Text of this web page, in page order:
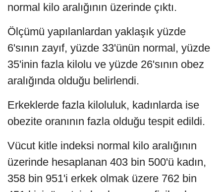
normal kilo aralığının üzerinde çıktı.
Ölçümü yapılanlardan yaklaşık yüzde
6'sının zayıf, yüzde 33'ünün normal, yüzde
35'inin fazla kilolu ve yüzde 26'sının obez
aralığında olduğu belirlendi.
Erkeklerde fazla kiloluluk, kadınlarda ise
obezite oranının fazla olduğu tespit edildi.
Vücut kitle indeksi normal kilo aralığının
üzerinde hesaplanan 403 bin 500'ü kadın,
358 bin 951'i erkek olmak üzere 762 bin